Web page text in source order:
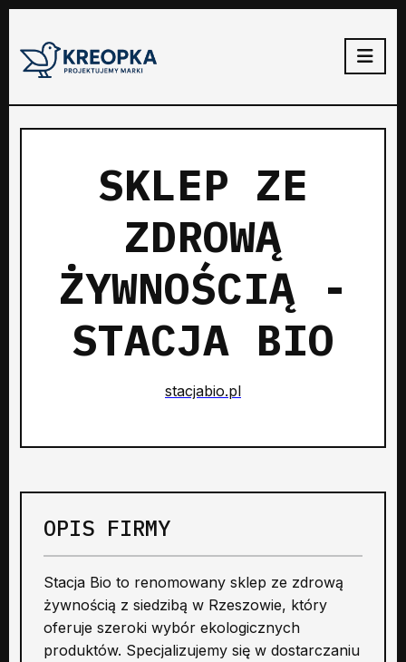
SKLEP ZE
ZDROWĄ
ŻYWNOŚCIĄ -
STACJA BIO
stacjabio.pl
OPIS FIRMY
Stacja Bio to renomowany sklep ze zdrową
żywnością z siedzibą w Rzeszowie, który
oferuje szeroki wybór ekologicznych
produktów. Specjalizujemy się w dostarczaniu